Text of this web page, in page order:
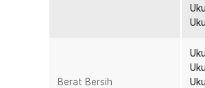
Mendukung Berbagai
Anda dapat menciptakan
mengganti warna lampu sorot.
Berat Bersih